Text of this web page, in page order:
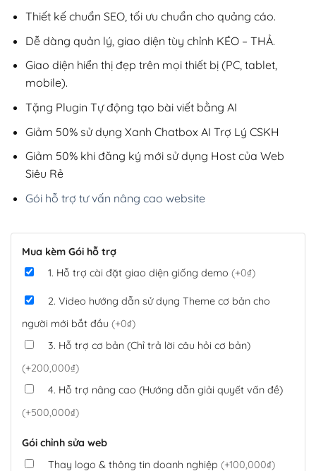
Thiết kế chuẩn SEO, tối ưu chuẩn cho quảng cáo.
Dễ dàng quản lý, giao diện tùy chỉnh KÉO – THẢ.
Giao diện hiển thị đẹp trên mọi thiết bị (PC, tablet,
mobile).
Tặng Plugin Tự động tạo bài viết bằng AI
Giảm 50% sử dụng Xanh Chatbox AI Trợ Lý CSKH
Giảm 50% khi đăng ký mới sử dụng Host của Web
Siêu Rẻ
Gói hỗ trợ tư vấn nâng cao website
Mua kèm Gói hỗ trợ
1. Hỗ trợ cài đặt giao diện giống demo (+0₫)
2. Video hướng dẫn sử dụng Theme cơ bản cho
người mới bắt đầu (+0₫)
3. Hỗ trợ cơ bản (Chỉ trả lời câu hỏi cơ bản)
(+200,000₫)
4. Hỗ trợ nâng cao (Hướng dẫn giải quyết vấn đề)
(+500,000₫)
Gói chỉnh sửa web
Thay logo & thông tin doanh nghiệp (+100,000₫)